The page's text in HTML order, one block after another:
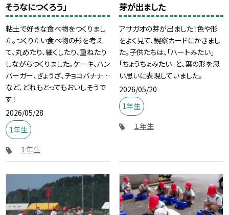
そうなにつくろう」
粘土で好きな食べ物をつくりまし
た。つくりたい食べ物の形を考え
て、丸めたり、細くしたり、重ねたり
しながらつくりました。ケーキ、ハン
バーガー、ぎょうざ、チョコバナナ…
など、どれもとってもおいしそうで
す！
2026/05/28
1年生
１年生
芽が出ました
アサガオの芽が出ました！色や形
をよく見て、観察カードにかきまし
た。子供たちは、「ハートみたい」
「ちょうちょみたい」と、葉の形を思
い思いに表現していました。
2026/05/20
1年生
１年生